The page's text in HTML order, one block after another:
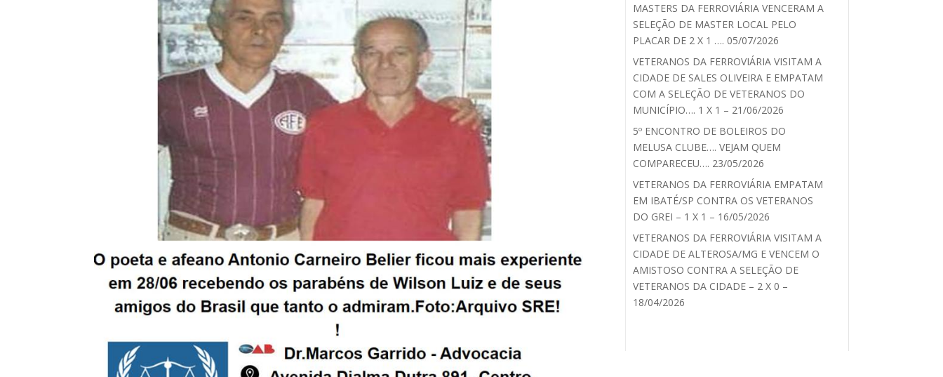
MASTERS DA FERROVIÁRIA VENCERAM A
SELEÇÃO DE MASTER LOCAL PELO
PLACAR DE 2 X 1 …. 05/07/2026
VETERANOS DA FERROVIÁRIA VISITAM A
CIDADE DE SALES OLIVEIRA E EMPATAM
COM A SELEÇÃO DE VETERANOS DO
MUNICÍPIO…. 1 X 1 – 21/06/2026
5º ENCONTRO DE BOLEIROS DO
MELUSA CLUBE…. VEJAM QUEM
COMPARECEU…. 23/05/2026
VETERANOS DA FERROVIÁRIA EMPATAM
EM IBATÉ/SP CONTRA OS VETERANOS
DO GREI – 1 X 1 – 16/05/2026
VETERANOS DA FERROVIÁRIA VISITAM A
CIDADE DE ALTEROSA/MG E VENCEM O
AMISTOSO CONTRA A SELEÇÃO DE
VETERANOS DA CIDADE – 2 X 0 –
18/04/2026